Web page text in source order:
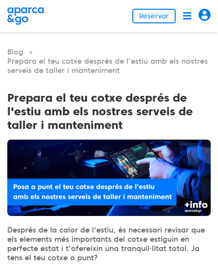
Reservar
Blog >
Prepara el teu cotxe després de l'estiu amb els nostres
serveis de taller i manteniment
Prepara el teu cotxe després de
l'estiu amb els nostres serveis de
taller i manteniment
Després de la calor de l'estiu, és necessari revisar que
els elements més importants del cotxe estiguin en
perfecte estat i t'ofereixin una tranquil·litat total. Ja
tens el teu cotxe a punt?